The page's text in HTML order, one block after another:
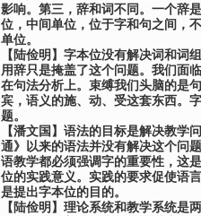
影响。第三，辞和词不同。一个辞
位，中间单位，位于字和句之间，
单位。
【 陆俭明 】 字本位没有解决词和词
用辞只是掩盖了这个问题。我们面
在句法分析上。束缚我们头脑的是
宾，语义的施、动、受这套东西。
题。
【潘文国 】 语法的目标是解决教学
通》以来的语法并没有解决这个问
语教学都必须强调字的重要性，这
位的实践意义。实践的要求促使语
是提出字本位的目的。
【 陆俭明 】 理论系统和教学系统是